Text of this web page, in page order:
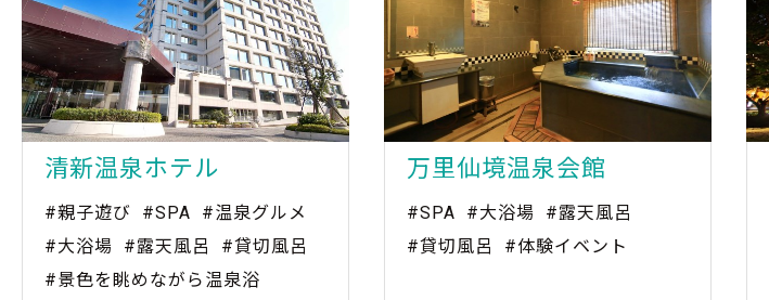
清新温泉ホテル
#親子遊び #SPA
#温泉グルメ
#大浴場
#露天風呂
#貸切風呂
#景色を眺めながら温泉浴
万里仙境温泉会館
#SPA #大浴場
#露天風呂
#貸切風呂
#体験イベント